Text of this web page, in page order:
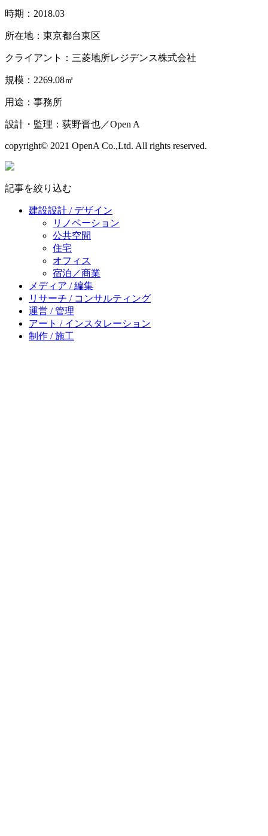
時期：2018.03
所在地：東京都台東区
クライアント：三菱地所レジデンス株式会社
規模：2269.08㎡
用途：事務所
設計・監理：荻野晋也／Open A
copyright© 2021 OpenA Co.,Ltd. All rights reserved.
記事を絞り込む
建設設計 / デザイン
リノベーション
公共空間
住宅
オフィス
宿泊／商業
メディア / 編集
リサーチ / コンサルティング
運営 / 管理
アート / インスタレーション
制作 / 施工